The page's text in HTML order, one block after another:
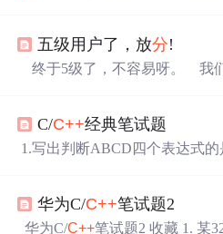
果缺少vc2010可能会造成软件
soft VisualC++ 2010是安装
五级用户了，放分!
终于5级了，不容易呀。 我
月末的时候，因为要测试一个
关资料，所以开通了网络，我
只是看看。
C/C++经典笔试题
1.写出判断ABCD四个表达式
是一个有效变量，不能赋值，
不能赋值.改后答案依次为
华为C/C++笔试题2
华为C/C++笔试题2 收藏 1. 某